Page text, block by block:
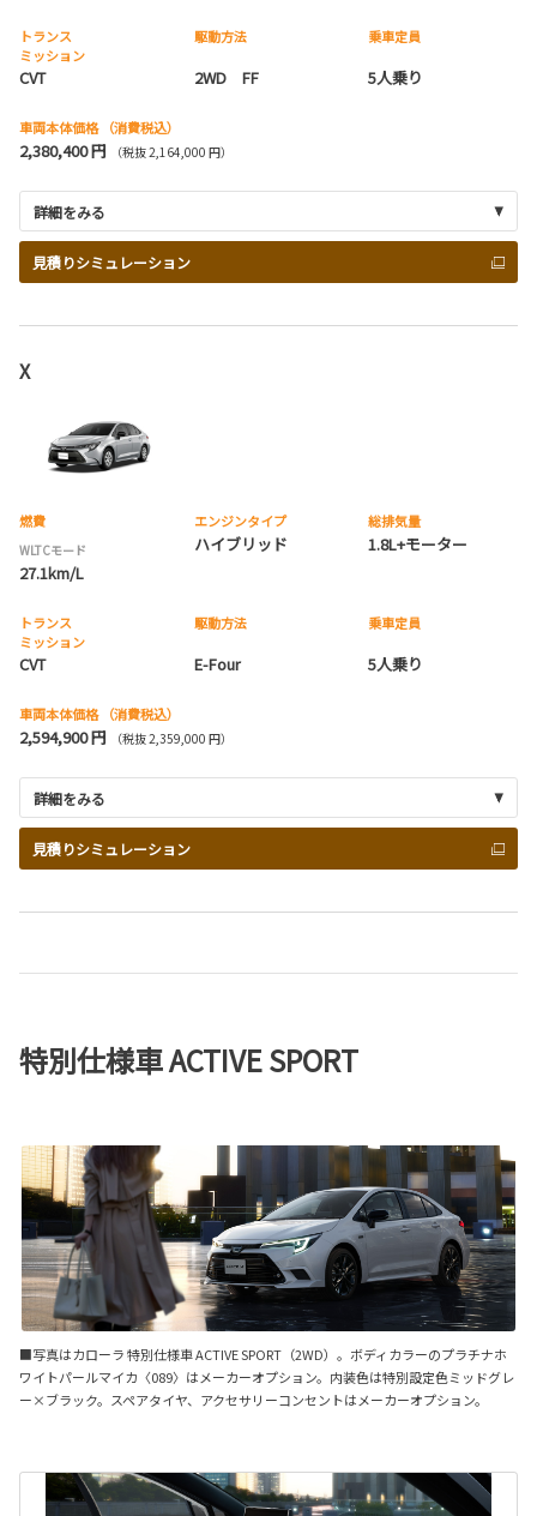
トランス
ミッション
CVT
駆動方法
2WD FF
乗車定員
5人乗り
車両本体価格 （消費税込）
2,380,400 円 （税抜 2,164,000 円）
詳細をみる
見積りシミュレーション
X
燃費
WLTCモード
27.1km/L
エンジンタイプ
ハイブリッド
総排気量
1.8L+モーター
トランス
ミッション
CVT
駆動方法
E-Four
乗車定員
5人乗り
車両本体価格 （消費税込）
2,594,900 円 （税抜 2,359,000 円）
詳細をみる
見積りシミュレーション
特別仕様車 ACTIVE SPORT
■写真はカローラ 特別仕様車 ACTIVE SPORT（2WD）。ボディカラーのプラチナホ
ワイトパールマイカ〈089〉はメーカーオプション。内装色は特別設定色ミッドグレ
ー×ブラック。スペアタイヤ、アクセサリーコンセントはメーカーオプション。